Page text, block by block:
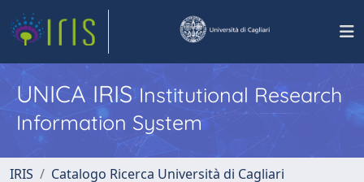
UNICA IRISInstitutional Research
Information System
IRIS
Catalogo Ricerca Università di Cagliari